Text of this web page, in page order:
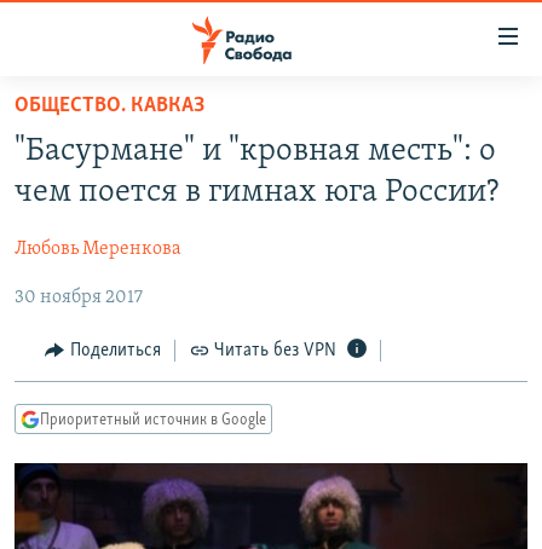
упрощенного
доступа
основному
Вернутся
главной
навигации
Вернутся
поиску
ПРОГРАММЫ
ПОДКАСТЫ
ЦИТАТЫ СВОБОДЫ
МНЕНИЯ
КУЛЬТУРА
IDEL.РЕАЛИИ
КАВКАЗ.РЕАЛИИ
СЕВЕР.РЕАЛИИ
СИБИРЬ.РЕАЛИИ
ОБЩЕСТВО. КАВКАЗ
"Басурмане" и "кровная месть": о
чем поется в гимнах юга России?
Любовь Меренкова
30 ноября 2017
Поделиться Читать без VPN
Приоритетный источник в Google